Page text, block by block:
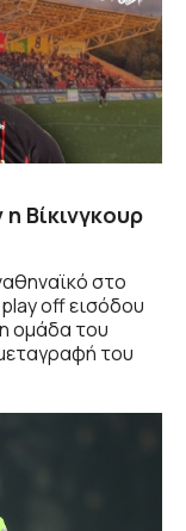
Βίκινγκουρ
στο
off εισόδου
ομάδα του
του